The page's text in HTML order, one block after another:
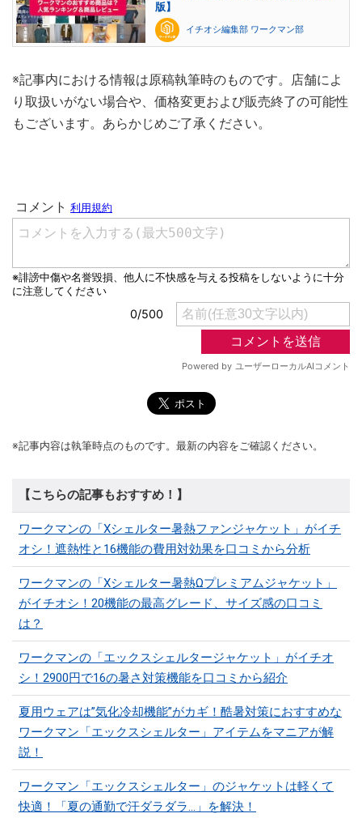
版】
イチオシ編集部 ワークマン部
※記事内における情報は原稿執筆時のものです。店舗によ
り取扱いがない場合や、価格変更および販売終了の可能性
もございます。あらかじめご了承ください。
※記事内容は執筆時点のものです。最新の内容をご確認ください。
【こちらの記事もおすすめ！】
ワークマンの「Xシェルター暑熱ファンジャケット」がイチ
オシ！遮熱性と16機能の費用対効果を口コミから分析
ワークマンの「Xシェルター暑熱Ωプレミアムジャケット」
がイチオシ！20機能の最高グレード、サイズ感の口コミ
は？
ワークマンの「エックスシェルタージャケット」がイチオ
シ！2900円で16の暑さ対策機能を口コミから紹介
夏用ウェアは”気化冷却機能”がカギ！酷暑対策におすすめな
ワークマン「エックスシェルター」アイテムをマニアが解
説！
ワークマン「エックスシェルター」のジャケットは軽くて
快適！「夏の通勤で汗ダラダラ...」を解決！